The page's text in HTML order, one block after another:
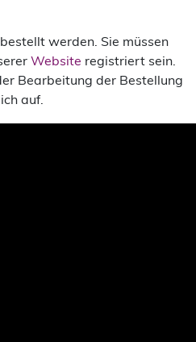
bestellt werden. Sie müssen
Website registriert sein.
Bearbeitung der Bestellung
auf.